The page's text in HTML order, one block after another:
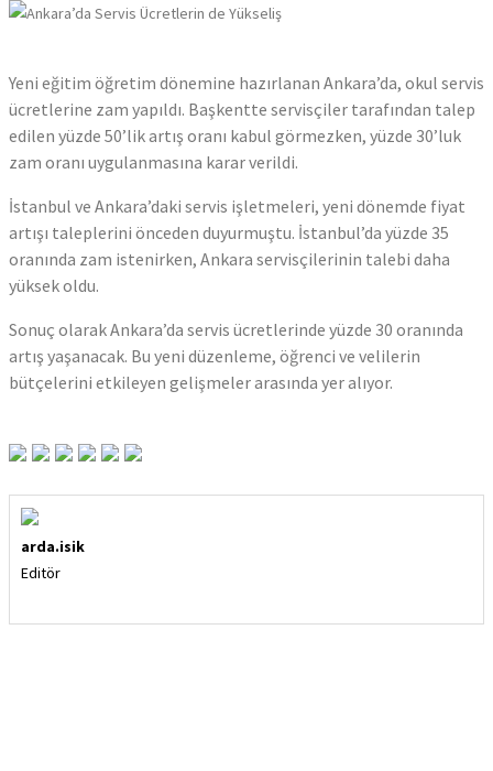
Altın
Göre
Yeni eğitim öğretim dönemine hazırlanan Ankara’da, okul servis
ücretlerine zam yapıldı. Başkentte servisçiler tarafından talep
edilen yüzde 50’lik artış oranı kabul görmezken, yüzde 30’luk
zam oranı uygulanmasına karar verildi.
İstanbul ve Ankara’daki servis işletmeleri, yeni dönemde fiyat
artışı taleplerini önceden duyurmuştu. İstanbul’da yüzde 35
oranında zam istenirken, Ankara servisçilerinin talebi daha
yüksek oldu.
Sonuç olarak Ankara’da servis ücretlerinde yüzde 30 oranında
artış yaşanacak. Bu yeni düzenleme, öğrenci ve velilerin
bütçelerini etkileyen gelişmeler arasında yer alıyor.
arda.isik
Editör